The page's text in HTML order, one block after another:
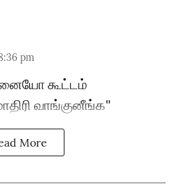
pm
கூட்டம்
வாங்குனீங்க"
More